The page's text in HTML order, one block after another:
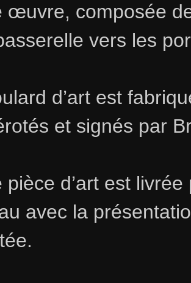
œuvre, composée
vers les
d’art est
et signés par
pièce d’art est
avec la